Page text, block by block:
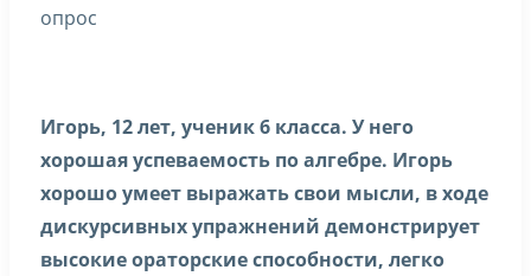
опрос
Игорь, 12 лет, ученик 6 класса. У него
хорошая успеваемость по алгебре. Игорь
хорошо умеет выражать свои мысли, в ходе
дискурсивных упражнений демонстрирует
высокие ораторские способности, легко